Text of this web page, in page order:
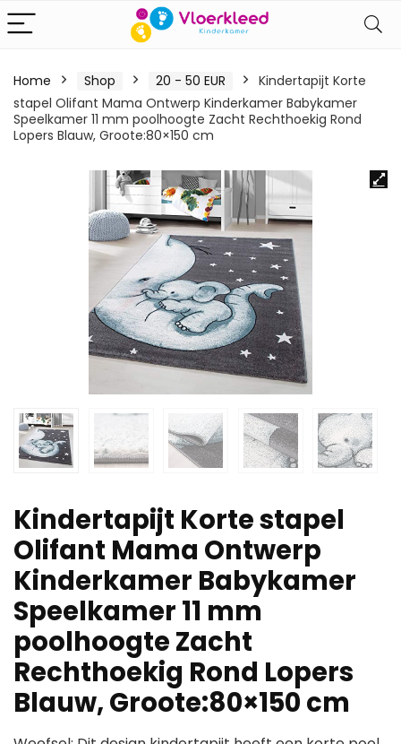
Home Shop 20 - 50 EUR
Kindertapijt Korte
stapel Olifant Mama Ontwerp Kinderkamer Babykamer
Speelkamer 11 mm poolhoogte Zacht Rechthoekig Rond
Lopers Blauw, Groote:80×150 cm
Kindertapijt Korte stapel
Olifant Mama Ontwerp
Kinderkamer Babykamer
Speelkamer 11 mm
poolhoogte Zacht
Rechthoekig Rond Lopers
Blauw, Groote:80×150 cm